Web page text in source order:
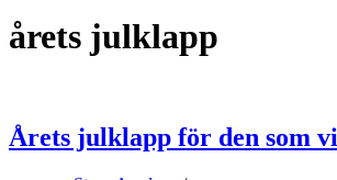
årets julklapp
Årets julklapp för den som